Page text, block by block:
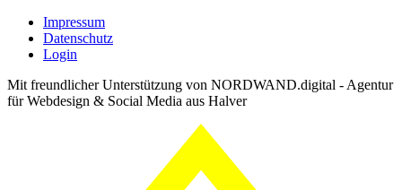
Impressum
Datenschutz
Login
Mit freundlicher Unterstützung von NORDWAND.digital - Agentur
für Webdesign & Social Media aus Halver